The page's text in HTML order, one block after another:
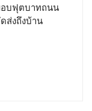
บฟุตบาทถนน
ส่งถึงบ้าน